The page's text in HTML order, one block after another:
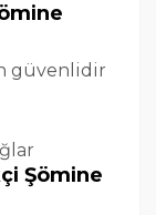
güvenlidir
Şömine